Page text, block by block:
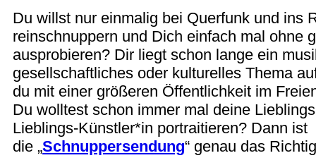
Du willst nur einmalig bei Querfunk und ins
reinschnuppern und Dich einfach mal ohne
ausprobieren? Dir liegt schon lange ein
gesellschaftliches oder kulturelles Thema
du mit einer größeren Öffentlichkeit im
Du wolltest schon immer mal deine
Lieblings-Künstler*in portraitieren? Dann ist
die „Schnuppersendung“ genau das